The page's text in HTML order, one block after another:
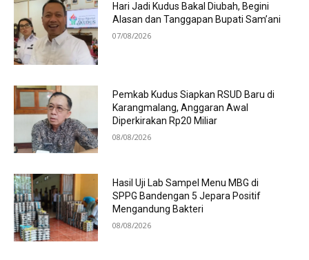
Hari Jadi Kudus Bakal Diubah, Begini
Alasan dan Tanggapan Bupati Sam’ani
07/08/2026
Pemkab Kudus Siapkan RSUD Baru di
Karangmalang, Anggaran Awal
Diperkirakan Rp20 Miliar
08/08/2026
Hasil Uji Lab Sampel Menu MBG di
SPPG Bandengan 5 Jepara Positif
Mengandung Bakteri
08/08/2026